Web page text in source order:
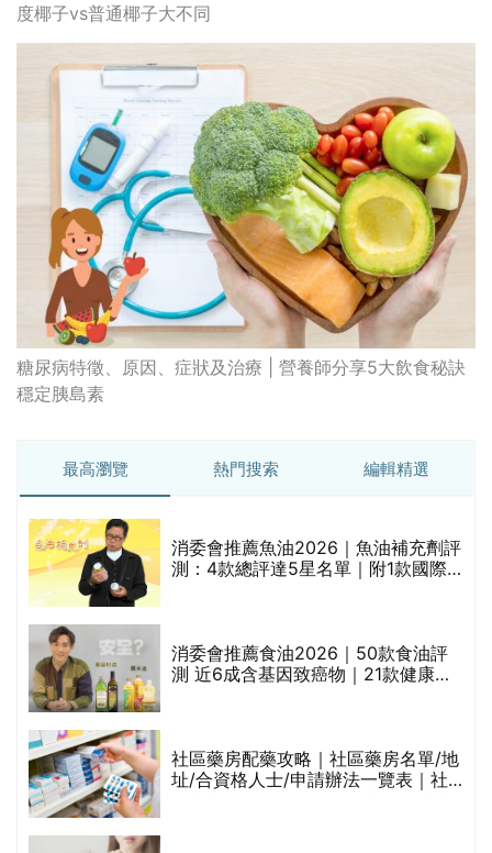
度椰子vs普通椰子大不同
糖尿病特徵、原因、症狀及治療 | 營養師分享5大飲食秘訣
穩定胰島素
最高瀏覽 熱門搜索 編輯精選
消委會推薦魚油2026｜魚油補充劑評
測：4款總評達5星名單｜附1款國際
消委會推薦食油2026｜50款食油評
測 近6成含基因致癌物｜21款健康煮
社區藥房配藥攻略｜社區藥房名單/地
址/合資格人士/申請辦法一覽表｜社